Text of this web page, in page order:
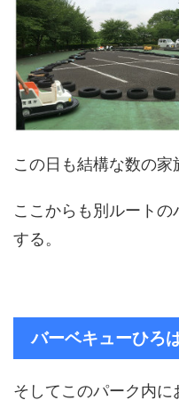
この日も結構な数の家
ここからも別ルート
する。
バーベキューひろ
そしてこのパーク内